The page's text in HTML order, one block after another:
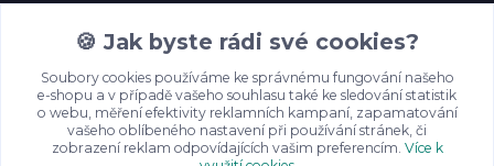
info@backyardpineyarns.cz
🍪 Jak byste rádi své cookies?
Soubory cookies používáme ke správnému fungování našeho
e-shopu a v případě vašeho souhlasu také ke sledování statistik
o webu, měření efektivity reklamních kampaní, zapamatování
vašeho oblíbeného nastavení při používání stránek, či
zobrazení reklam odpovídajících vašim preferencím. Více k